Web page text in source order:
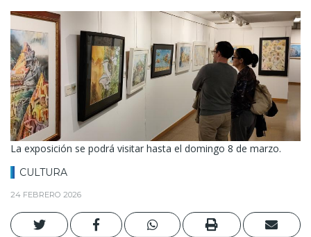
La exposición se podrá visitar hasta el domingo 8 de marzo.
CULTURA
24 FEBRERO 2026